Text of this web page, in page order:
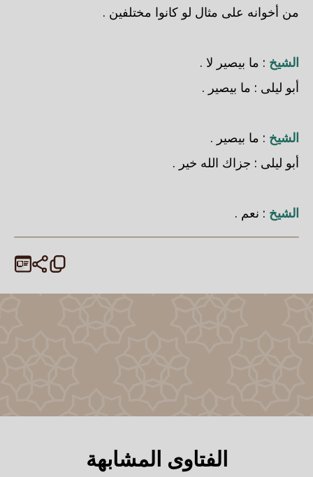
من أخوانه على مثال لو كانوا مختلفين .
الشيخ : ما بيصير لا .
أبو ليلى : ما بيصير .
الشيخ : ما بيصير .
أبو ليلى : جزاك الله خير .
الشيخ : نعم .
الفتاوى المشابهة